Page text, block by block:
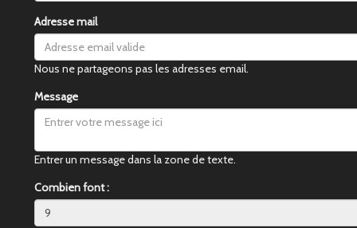
Adresse mail
Nous ne partageons pas les adresses email.
Message
Entrer un message dans la zone de texte.
Combien font :